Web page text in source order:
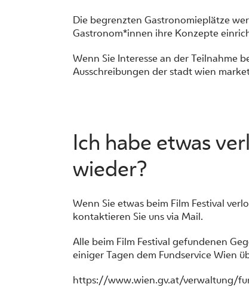
Die begrenzten Gastronomieplätze
Gastronom*innen ihre Konzepte
Wenn Sie Interesse an der Teilnahme
Ausschreibungen der stadt wien
Ich habe etwas
wieder?
Wenn Sie etwas beim Film Festival
kontaktieren Sie uns via Mail.
Alle beim Film Festival gefundenen
einiger Tagen dem Fundservice Wien
https://www.wien.gv.at/verwaltung/